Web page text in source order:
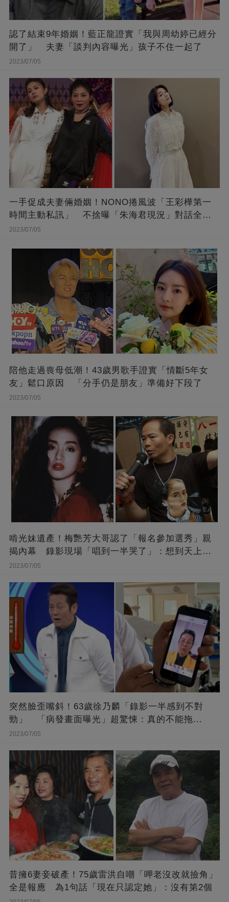
認了結束9年婚姻！藍正龍證實「我與周幼婷已經分
開了」 夫妻「談判內容曝光」孩子不住一起了
2023/07/05
一手促成夫妻倆婚姻！NONO捲風波「王彩樺第一
時間主動私訊」 不捨曝「朱海君現況」對話全公
開
2023/07/05
陪他走過喪母低潮！43歲男歌手證實「情斷5年女
友」鬆口原因 「分手仍是朋友」準備好下段了
2023/07/05
啃光妹遺產！梅艷芳大哥認了「報名參加選秀」親
揭內幕 錄影現場「唱到一半哭了」：想到天上的
她
2023/07/05
突然臉歪嘴斜！63歲徐乃麟「錄影一半感到不對
勁」 「病發畫面曝光」超驚悚：真的不能拖...
2023/07/05
昔擁6妻妾破產！75歲雷洪自嘲「呷老沒改就撿角」
全是報應 為1句話「現在只認定她」：沒有第2個